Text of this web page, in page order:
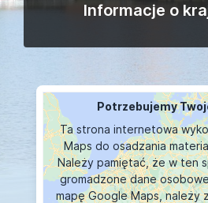
Informacje o
Potrzebujemy
Ta strona internetowa
Maps do osadzania
Należy pamiętać, że w ten
gromadzone dane
mapę Google Maps, należy